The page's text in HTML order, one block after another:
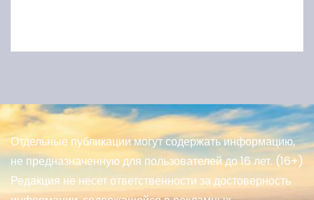
Отдельные публикации могут содержать информацию,
не предназначенную для пользователей до 16 лет. (16+)
Редакция не несет ответственности за достоверность